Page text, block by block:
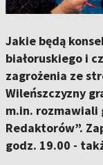
Jakie będą
białoruskiego i
zagrożenia ze
Wileńszczyzny
m.in. rozmawiali
Redaktorów”.
godz. 19.00 -